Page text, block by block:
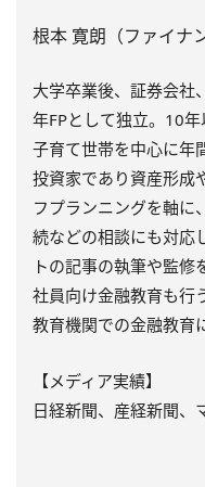
根本 寛朗（ファイナ
大学卒業後、証券会社
年FPとして独立。10
子育て世帯を中心に年
投資家であり資産形成
フプランニングを軸に
続などの相談にも対応
トの記事の執筆や監
社員向け金融教育も行
教育機関での金融教育
【メディア実績】
日経新聞、産経新聞、